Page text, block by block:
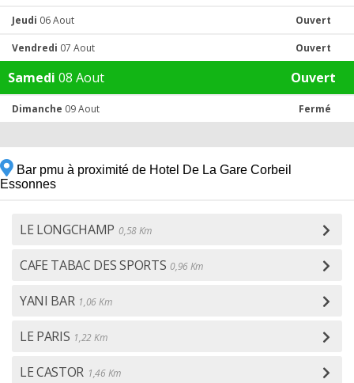
Jeudi 06 Aout Ouvert
Vendredi 07 Aout Ouvert
Samedi 08 Aout Ouvert
Dimanche 09 Aout Fermé
Bar pmu à proximité de Hotel De La Gare Corbeil
Essonnes
LE LONGCHAMP 0,58 Km
CAFE TABAC DES SPORTS 0,96 Km
YANI BAR 1,06 Km
LE PARIS 1,22 Km
LE CASTOR 1,46 Km